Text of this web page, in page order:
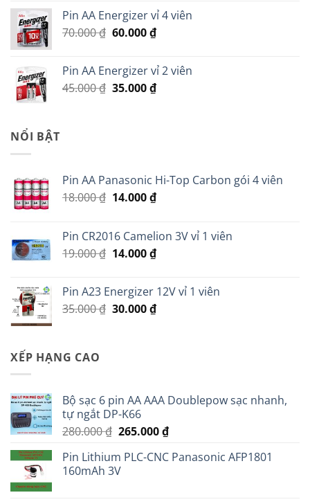
299.000 ₫.là:
Pin AA Energizer vỉ 4 viên
70.000₫ Giá
70.000 ₫.
60.000₫Giá
là:
60.000 ₫.
Pin AA Energizer vỉ 2 viên
45.000₫ Giá
35.000₫Giá
NỔI BẬT
Pin AA Panasonic Hi-Top Carbon gói 4 viên
18.000₫ Giá
18.000 ₫.
14.000₫Giá
là:
14.000 ₫.
Pin CR2016 Camelion 3V vỉ 1 viên
19.000₫ Giá
19.000 ₫.
14.000₫Giá
là:
14.000 ₫.
Pin A23 Energizer 12V vỉ 1 viên
35.000₫ Giá
30.000₫Giá
XẾP HẠNG CAO
Bộ sạc 6 pin AA AAA Doublepow sạc nhanh,
tự ngắt DP-K66
280.000₫ Giá
là:
280.000 ₫.
265.000₫Giá
tại
Pin Lithium PLC-CNC Panasonic AFP1801
160mAh 3V